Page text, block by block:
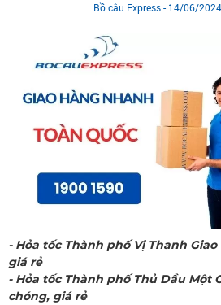
Bồ câu Express- 14/06/2024
- Hỏa tốc Thành phố Vị Thanh
giá rẻ
- Hỏa tốc Thành phố Thủ Dầu Một
chóng, giá rẻ